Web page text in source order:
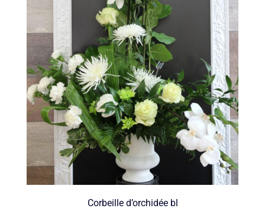
Corbeille d’orchidée bl